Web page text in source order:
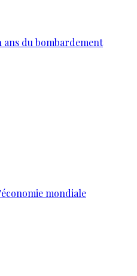
ans du bombardement
mondiale